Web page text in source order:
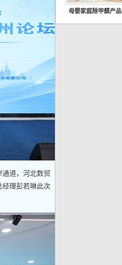
道，河北数贸
理彭若琳此次
母婴家庭除甲醛产品